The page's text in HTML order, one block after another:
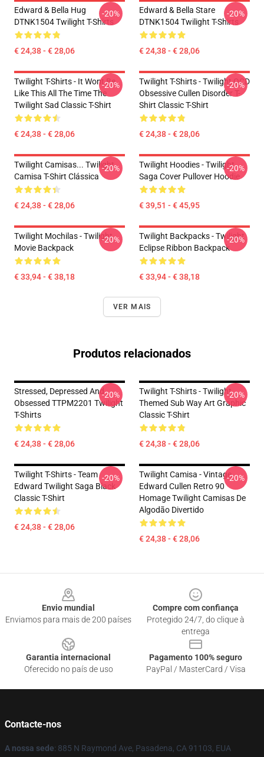
Edward & Bella Hug
DTNK1504 Twilight T-Shirts
€ 24,38 - € 28,06
-20%
Edward & Bella Stare
DTNK1504 Twilight T-Shirts
€ 24,38 - € 28,06
-20%
Twilight T-Shirts - It Wont Be
Like This All The Time The
Twilight Sad Classic T-Shirt
€ 24,38 - € 28,06
-20%
Twilight T-Shirts - Twilight OCD
Obsessive Cullen Disorder T-
Shirt Classic T-Shirt
€ 24,38 - € 28,06
-20%
Twilight Camisas... Twilight
Camisa T-Shirt Clássica
€ 24,38 - € 28,06
-20%
Twilight Hoodies - Twilight
Saga Cover Pullover Hoodie
€ 39,51 - € 45,95
-20%
Twilight Mochilas - Twilight
Movie Backpack
€ 33,94 - € 38,18
-20%
Twilight Backpacks - Twilight
Eclipse Ribbon Backpack
€ 33,94 - € 38,18
-20%
VER MAIS
Produtos relacionados
Stressed, Depressed And
Obsessed TTPM2201 Twilight
T-Shirts
€ 24,38 - € 28,06
-20%
Twilight T-Shirts - Twilight
Themed Sub Way Art Graphic
Classic T-Shirt
€ 24,38 - € 28,06
-20%
Twilight T-Shirts - Team
Edward Twilight Saga Black
Classic T-Shirt
€ 24,38 - € 28,06
-20%
Twilight Camisa - Vintage
Edward Cullen Retro 90
Homage Twilight Camisas De
Algodão Divertido
€ 24,38 - € 28,06
-20%
Envio mundial
Enviamos para mais de 200 países
Compre com confiança
Protegido 24/7, do clique à
entrega
Garantia internacional
Oferecido no país de uso
Pagamento 100% seguro
PayPal / MasterCard / Visa
Contacte-nos
A nossa sede: 885 N Raymond Ave, Pasadena, CA 91103, EUA